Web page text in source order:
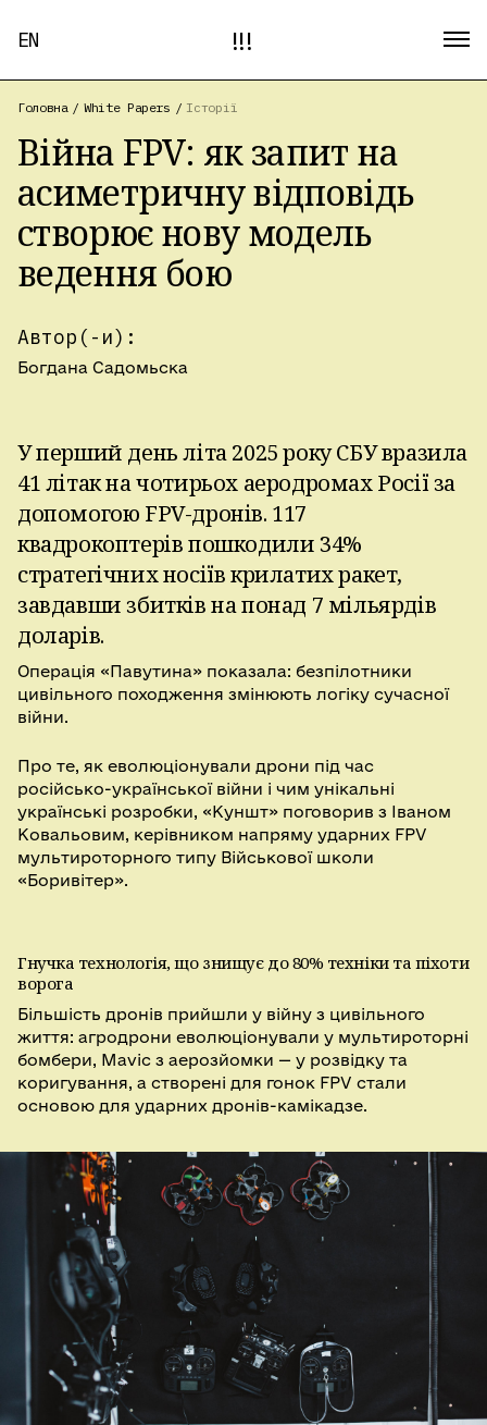
EN !!!
Головна / White Papers / Історії
Війна FPV: як запит на
асиметричну відповідь
створює нову модель
ведення бою
Автор(-и):
Богдана Садомьска
У перший день літа 2025 року СБУ вразила
41 літак на чотирьох аеродромах Росії за
допомогою FPV-дронів. 117
квадрокоптерів пошкодили 34%
стратегічних носіїв крилатих ракет,
завдавши збитків на понад 7 мільярдів
доларів.
Операція «Павутина» показала: безпілотники
цивільного походження змінюють логіку сучасної
війни.
Про те, як еволюціонували дрони під час
російсько-української війни і чим унікальні
українські розробки, «Куншт» поговорив з Іваном
Ковальовим, керівником напряму ударних FPV
мультироторного типу Військової школи
«Боривітер».
Гнучка технологія, що знищує до 80% техніки та піхоти
ворога
Більшість дронів прийшли у війну з цивільного
життя: агродрони еволюціонували у мультироторні
бомбери, Mavic з аерозйомки — у розвідку та
коригування, а створені для гонок FPV стали
основою для ударних дронів-камікадзе.